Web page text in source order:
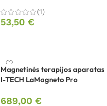
(1)
53,50 €
Magnetinės terapijos aparatas
I-TECH LaMagneto Pro
689,00 €